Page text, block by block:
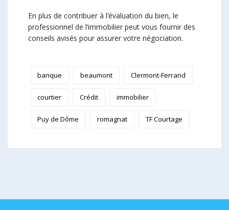
En plus de contribuer à l’évaluation du bien, le
professionnel de l’immobilier peut vous fournir des
conseils avisés pour assurer votre négociation.
banque beaumont Clermont-Ferrand
courtier Crédit immobilier
Puy de Dôme romagnat TF Courtage